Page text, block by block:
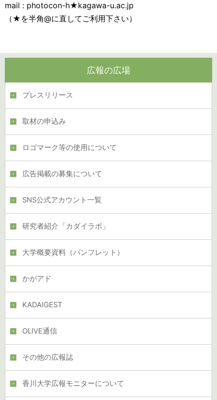
mail : photocon-h★kagawa-u.ac.jp
（★を半角@に直してご利用下さい）
広報の広場
プレスリリース
取材の申込み
ロゴマーク等の使用について
広告掲載の募集について
SNS公式アカウント一覧
研究者紹介「カダイラボ」
大学概要資料（パンフレット）
かがアド
KADAIGEST
OLIVE通信
その他の広報誌
香川大学広報モニターについて